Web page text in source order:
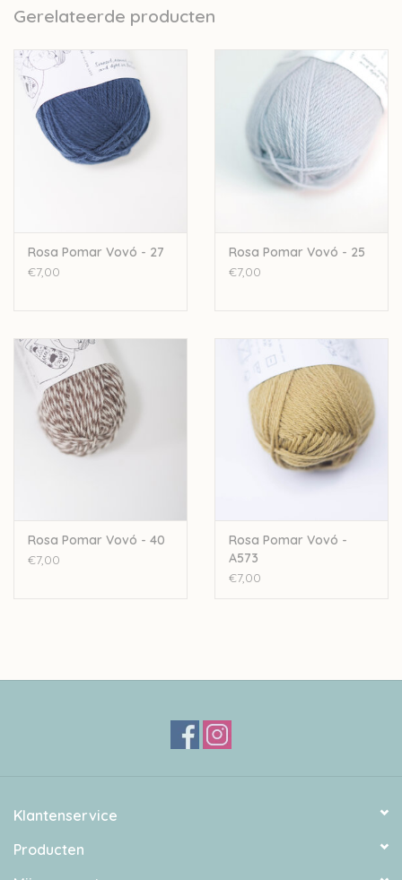
lokaal teelt, spint, twijnt en verft.
100% wol
50gr - 143meter
nld: 3,5mm - 4,5mm
sportweight
Stekenverhouding: 20-23st /28-32 rijen
Let op: de kleur op beeld kan afwijken van de werkelijke kleur.
Gerelateerde producten
Rosa Pomar Vovó - 27
€7,00
Rosa Pomar Vovó - 25
€7,00
Rosa Pomar Vovó - 40
€7,00
Rosa Pomar Vovó -
A573
€7,00
Klantenservice
Producten